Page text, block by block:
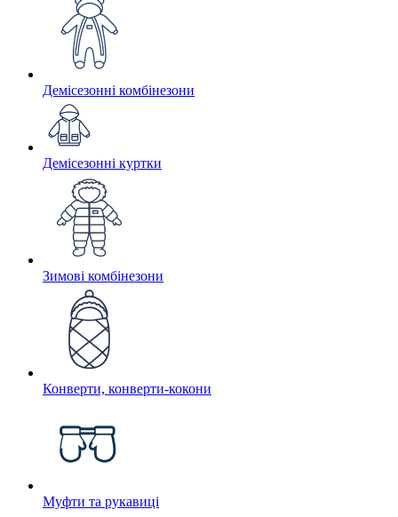
Демісезонні комбінезони
Демісезонні куртки
Зимові комбінезони
Конверти, конверти-кокони
Муфти та рукавиці